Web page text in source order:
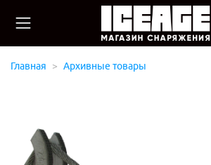
Главная Архивные товары